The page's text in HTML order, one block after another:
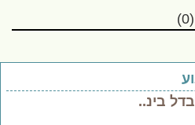
בינ..